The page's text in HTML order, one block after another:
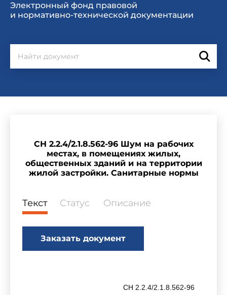
Электронный фонд правовой
и нормативно-технической документации
СН 2.2.4/2.1.8.562-96 Шум на рабочих
местах, в помещениях жилых,
общественных зданий и на территории
жилой застройки. Санитарные нормы
Текст Статус Описание
Заказать документ
СН 2.2.4/2.1.8.562-96